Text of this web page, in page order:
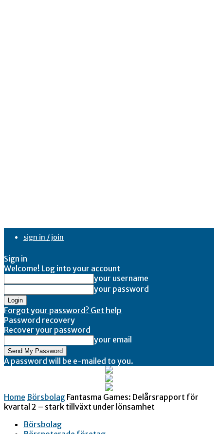
sign in / join
Sign in
Welcome! Log into your account
your username
your password
Forgot your password? Get help
Password recovery
Recover your password
your email
A password will be e-mailed to you.
Home Börsbolag Fantasma Games: Delårsrapport för
kvartal 2 – stark tillväxt under lönsamhet
Börsbolag